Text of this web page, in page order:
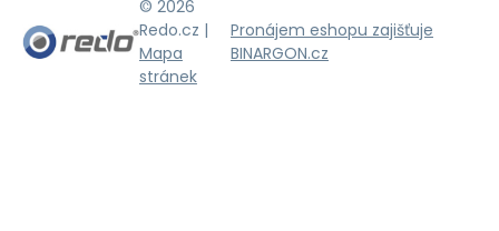
© 2026
Redo.cz |
Mapa
stránek
Pronájem eshopu zajišťuje
BINARGON.cz